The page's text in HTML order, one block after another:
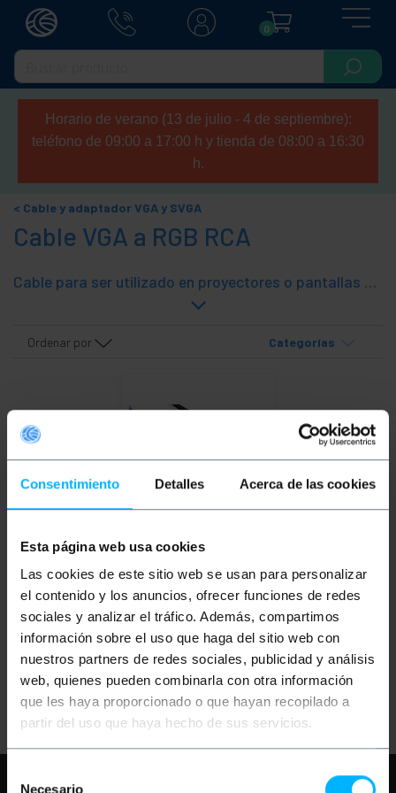
Consentimiento Detalles Acerca de las cookies
Esta página web usa cookies
Las cookies de este sitio web se usan para personalizar
el contenido y los anuncios, ofrecer funciones de redes
sociales y analizar el tráfico. Además, compartimos
información sobre el uso que haga del sitio web con
nuestros partners de redes sociales, publicidad y análisis
web, quienes pueden combinarla con otra información
que les haya proporcionado o que hayan recopilado a
partir del uso que haya hecho de sus servicios.
Necesario
0
Horario de verano (13 de julio - 4 de septiembre):
teléfono de 09:00 a 17:00 h y tienda de 08:00 a 16:30
h.
Cable y adaptador VGA y SVGA
Cable VGA a RGB RCA
Cable para ser utilizado en proyectores o pantallas LCD y plasma, que soporten vídeo por componentes RGB (Red, Blue, Green).
Ordenar por Categorías
BEMATIK Cable Vídeo
RGB 3xRCA-M a VGA
(HD15-M) 1.8m
PVP
2,13 €
0,43€
0,43€ IVA inc.
PVD
1,86€
0,37€
Entrega inmediata REF:
Cantidad